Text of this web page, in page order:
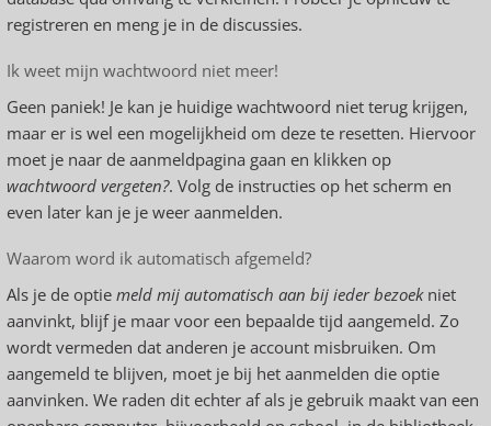
registreren en meng je in de discussies.
Ik weet mijn wachtwoord niet meer!
Geen paniek! Je kan je huidige wachtwoord niet terug krijgen,
maar er is wel een mogelijkheid om deze te resetten. Hiervoor
moet je naar de aanmeldpagina gaan en klikken op
wachtwoord vergeten?. Volg de instructies op het scherm en
even later kan je je weer aanmelden.
Waarom word ik automatisch afgemeld?
Als je de optie meld mij automatisch aan bij ieder bezoekniet
aanvinkt, blijf je maar voor een bepaalde tijd aangemeld. Zo
wordt vermeden dat anderen je account misbruiken. Om
aangemeld te blijven, moet je bij het aanmelden die optie
aanvinken. We raden dit echter af als je gebruik maakt van een